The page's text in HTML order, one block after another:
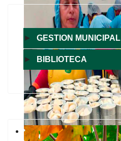
► GESTION MUNICIPAL
► BIBLIOTECA